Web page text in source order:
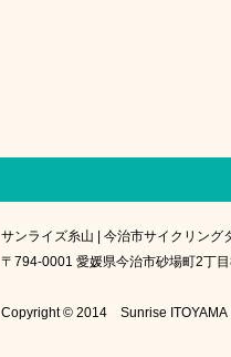
サンライズ糸山 | 今治市サイクリング
〒794-0001 愛媛県今治市砂場町2
Copyright © 2014 Sunrise